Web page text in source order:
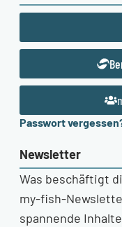
Passwort
Newsletter
Was beschäftigt
my-fish-
spannende